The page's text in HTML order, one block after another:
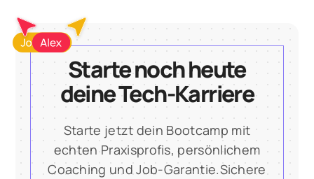
Starte noch heute
deine Tech-Karriere
Starte jetzt dein Bootcamp mit
echten Praxisprofis, persönlichem
Coaching und Job-Garantie.Sichere